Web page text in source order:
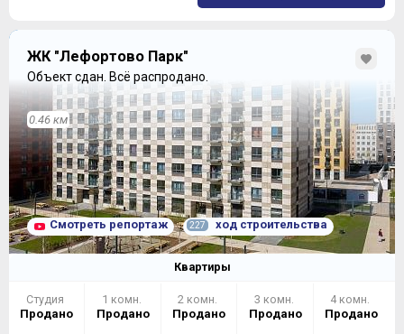
ЖК "Лефортово Парк"
Объект сдан. Всё распродано.
0.46 км
Смотреть репортаж 227 ход строительства
Квартиры
Студия
Продано
1 комн.
Продано
2 комн.
Продано
3 комн.
Продано
4 комн.
Продано